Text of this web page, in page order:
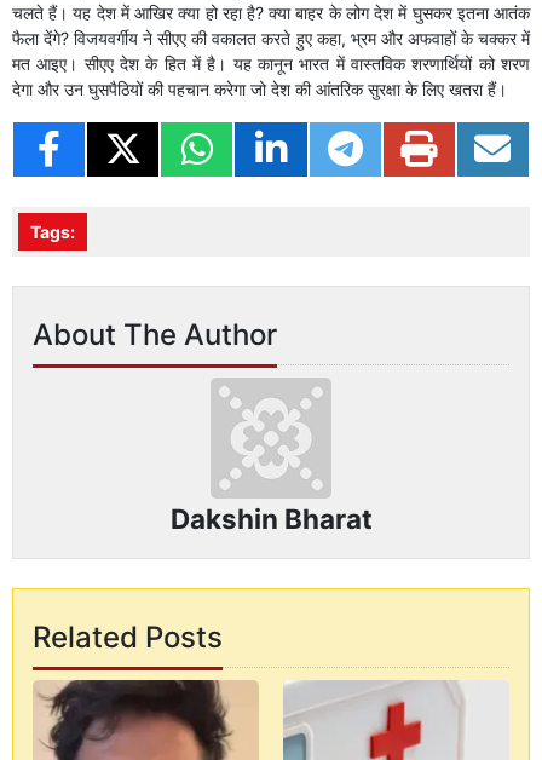
चलते हैं। यह देश में आखिर क्या हो रहा है? क्या बाहर के लोग देश में घुसकर इतना आतंक
फैला देंगे? विजयवर्गीय ने सीएए की वकालत करते हुए कहा, भ्रम और अफवाहों के चक्कर में
मत आइए। सीएए देश के हित में है। यह कानून भारत में वास्तविक शरणार्थियों को शरण
देगा और उन घुसपैठियों की पहचान करेगा जो देश की आंतरिक सुरक्षा के लिए खतरा हैं।
Tags:
About The Author
Dakshin Bharat
Related Posts